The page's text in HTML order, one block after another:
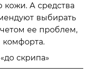
А средства
выбирать
ее проблем,